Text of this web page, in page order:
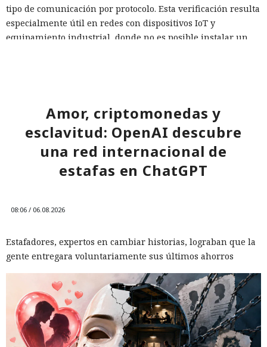
tipo de comunicación por protocolo. Esta verificación resulta
especialmente útil en redes con dispositivos IoT y
equipamiento industrial, donde no es posible instalar un
considerar el tráfico seguro solo porque no haya violado el
esquema esperado.
Amor, criptomonedas y
esclavitud: OpenAI descubre
una red internacional de
estafas en ChatGPT
08:06 / 06.08.2026
Estafadores, expertos en cambiar historias, lograban que la
gente entregara voluntariamente sus últimos ahorros